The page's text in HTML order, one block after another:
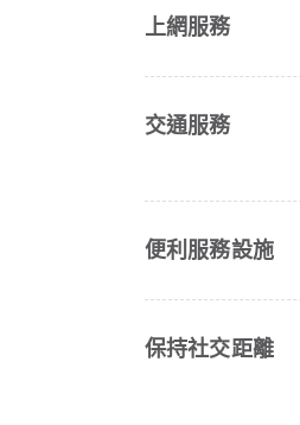
上網服務
交通服務
便利服務設施
保持社交距離